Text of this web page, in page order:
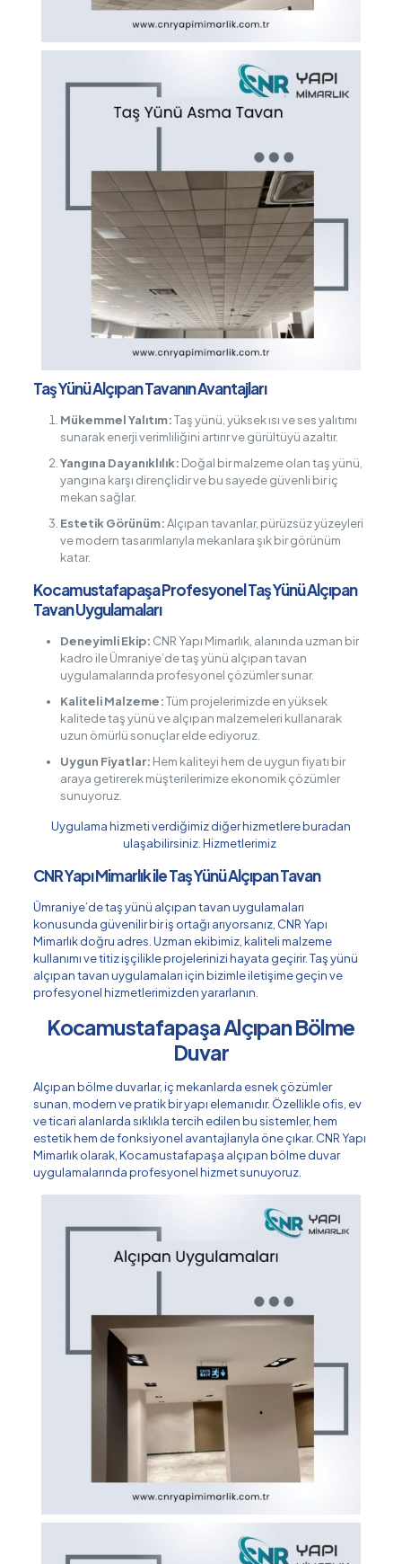
Taş Yünü Alçıpan Tavanın Avantajları
Mükemmel Yalıtım:Taş yünü, yüksek ısı ve ses yalıtımı
sunarak enerji verimliliğini artırır ve gürültüyü azaltır.
Yangına Dayanıklılık: Doğal bir malzeme olan taş yünü,
yangına karşı dirençlidir ve bu sayede güvenli bir iç
mekan sağlar.
Estetik Görünüm:Alçıpan tavanlar, pürüzsüz yüzeyleri
ve modern tasarımlarıyla mekanlara şık bir görünüm
katar.
Kocamustafapaşa Profesyonel Taş Yünü Alçıpan
Tavan Uygulamaları
Deneyimli Ekip: CNR Yapı Mimarlık, alanında uzman bir
kadro ile Ümraniye’de taş yünü alçıpan tavan
uygulamalarında profesyonel çözümler sunar.
Kaliteli Malzeme:Tüm projelerimizde en yüksek
kalitede taş yünü ve alçıpan malzemeleri kullanarak
uzun ömürlü sonuçlar elde ediyoruz.
Uygun Fiyatlar: Hem kaliteyi hem de uygun fiyatı bir
araya getirerek müşterilerimize ekonomik çözümler
sunuyoruz.
Uygulama hizmeti verdiğimiz diğer hizmetlere buradan
ulaşabilirsiniz.Hizmetlerimiz
CNR Yapı Mimarlık ile Taş Yünü Alçıpan Tavan
Ümraniye’de taş yünü alçıpan tavan uygulamaları
konusunda güvenilir bir iş ortağı arıyorsanız, CNR Yapı
Mimarlık doğru adres. Uzman ekibimiz, kaliteli malzeme
kullanımı ve titiz işçilikle projelerinizi hayata geçirir. Taş yünü
alçıpan tavan uygulamaları için bizimle iletişime geçin ve
profesyonel hizmetlerimizden yararlanın.
Kocamustafapaşa Alçıpan Bölme
Duvar
Alçıpan bölme duvarlar, iç mekanlarda esnek çözümler
sunan, modern ve pratik bir yapı elemanıdır. Özellikle ofis, ev
ve ticari alanlarda sıklıkla tercih edilen bu sistemler, hem
estetik hem de fonksiyonel avantajlarıyla öne çıkar. CNR Yapı
Mimarlık olarak, Kocamustafapaşa alçıpan bölme duvar
uygulamalarında profesyonel hizmet sunuyoruz.